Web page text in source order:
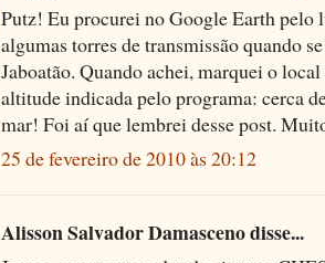
Putz! Eu procurei no Google Earth pelo
algumas torres de transmissão quando
Jaboatão. Quando achei, marquei o
altitude indicada pelo programa: cerca
mar! Foi aí que lembrei desse post.
25 de fevereiro de 2010 às 20:12
Alisson Salvador Damasceno disse...